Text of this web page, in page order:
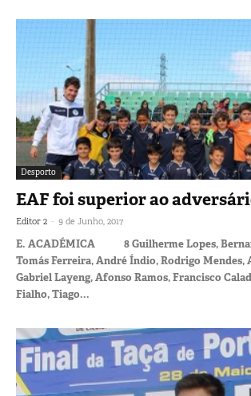
Desporto
EAF foi superior ao
Editor 2 - 9 de Junho, 2017
E. ACADÉMICA 8 Guilherme Lopes,
Tomás Ferreira, André Índio, Rodrigo Mendes,
Gabriel Layeng, Afonso Ramos, Francisco
Fialho, Tiago...